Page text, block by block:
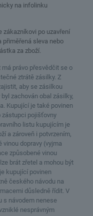
na infolinku
zákazníkovi po uzavření
sleva nebo
za zboží.
právo přesvědčit se o
ztrátě zásilky. Z
aby se zásilkou
zachován obal zásilky,
Kupující je také povinen
zástupci pojišťovny
listu kupujícím je
a zároveň i potvrzením,
vinou dopravy (vyjma
způsobené vinou
brát zřetel a mohou být
kupující povinen
českého návodu na
důsledně řídit. V
s návodem nenese
nesprávným